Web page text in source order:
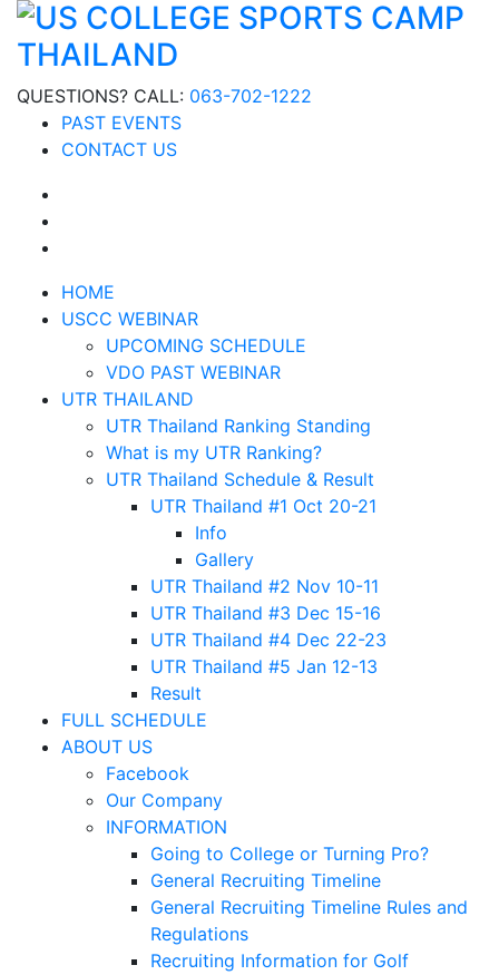
QUESTIONS? CALL: 063-702-1222
PAST EVENTS
CONTACT US
HOME
USCC WEBINAR
UPCOMING SCHEDULE
VDO PAST WEBINAR
UTR THAILAND
UTR Thailand Ranking Standing
What is my UTR Ranking?
UTR Thailand Schedule & Result
UTR Thailand #1 Oct 20-21
Info
Gallery
UTR Thailand #2 Nov 10-11
UTR Thailand #3 Dec 15-16
UTR Thailand #4 Dec 22-23
UTR Thailand #5 Jan 12-13
Result
FULL SCHEDULE
ABOUT US
Facebook
Our Company
INFORMATION
Going to College or Turning Pro?
General Recruiting Timeline
General Recruiting Timeline Rules and
Regulations
Recruiting Information for Golf